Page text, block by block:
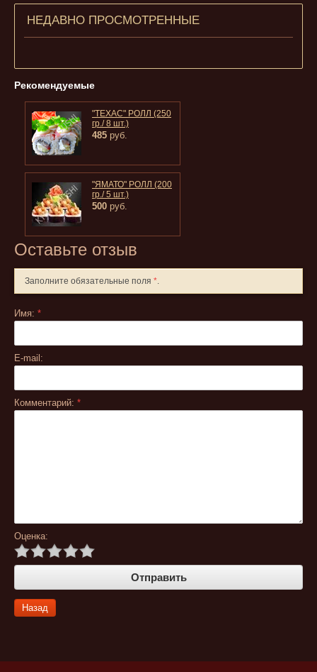
НЕДАВНО ПРОСМОТРЕННЫЕ
Рекомендуемые
"ТЕХАС" РОЛЛ (250
гр./ 8 шт.)
485 руб.
"ЯМАТО" РОЛЛ (200
гр./ 5 шт.)
500 руб.
Оставьте отзыв
Заполните обязательные поля *.
Имя: *
E-mail:
Комментарий: *
Оценка:
Назад